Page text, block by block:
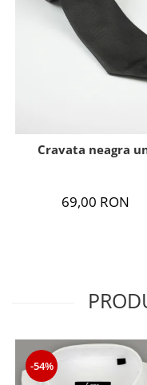
Cravata neagra
69,00 RON
-54%